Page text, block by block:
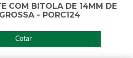
COM BITOLA DE 14MM DE
- PORC124
Cotar